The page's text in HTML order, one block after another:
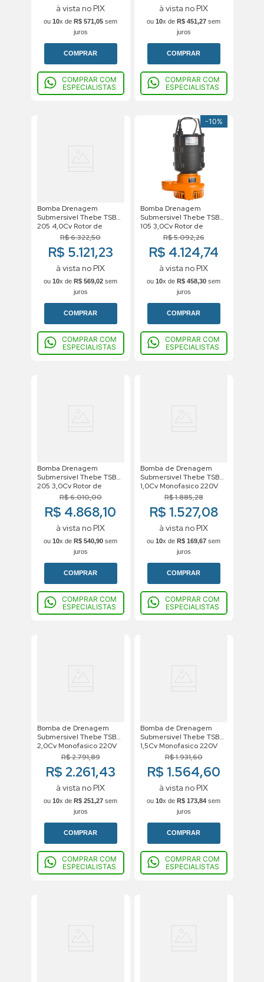
à vista no PIX
ou 10x de R$ 571,05 sem
juros
COMPRAR
COMPRAR COM
ESPECIALISTAS
à vista no PIX
ou 10x de R$ 451,27 sem
juros
COMPRAR
COMPRAR COM
ESPECIALISTAS
Bomba Drenagem
Submersivel Thebe TSB
205 4,0Cv Rotor de
132mm Trifasico Motor
R$6.322,50
R$ 5.121,23
à vista no PIX
ou 10x de R$ 569,02 sem
juros
COMPRAR
COMPRAR COM
ESPECIALISTAS
-10%
Bomba Drenagem
Submersivel Thebe TSB
105 3,0Cv Rotor de
127mm Trifasico Motor
R$5.092,26
R$ 4.124,74
à vista no PIX
ou 10x de R$ 458,30 sem
juros
COMPRAR
COMPRAR COM
ESPECIALISTAS
Bomba Drenagem
Submersivel Thebe TSB
205 3,0Cv Rotor de
128mm Trifasico Motor
R$6.010,00
R$ 4.868,10
à vista no PIX
ou 10x de R$ 540,90 sem
juros
COMPRAR
COMPRAR COM
ESPECIALISTAS
Bomba de Drenagem
Submersivel Thebe TSBT
1,0Cv Monofasico 220V
R$1.885,28
R$ 1.527,08
à vista no PIX
ou 10x de R$ 169,67 sem
juros
COMPRAR
COMPRAR COM
ESPECIALISTAS
Bomba de Drenagem
Submersivel Thebe TSBT
2,0Cv Monofasico 220V
R$2.791,89
R$ 2.261,43
à vista no PIX
ou 10x de R$ 251,27 sem
juros
COMPRAR
COMPRAR COM
ESPECIALISTAS
Bomba de Drenagem
Submersivel Thebe TSBT
1,5Cv Monofasico 220V
R$1.931,60
R$ 1.564,60
à vista no PIX
ou 10x de R$ 173,84 sem
juros
COMPRAR
COMPRAR COM
ESPECIALISTAS